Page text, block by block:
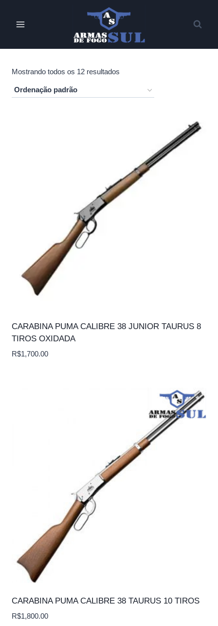
Mostrando todos os 12 resultados
CARABINA PUMA CALIBRE 38 JUNIOR TAURUS 8
TIROS OXIDADA
R$1,700.00
CARABINA PUMA CALIBRE 38 TAURUS 10 TIROS
R$1,800.00